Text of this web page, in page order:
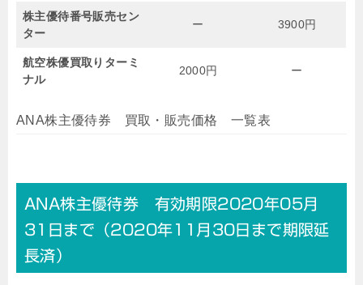
株主優待番号販売セン
ター
ー 3900円
航空株優買取りターミ
ナル
2000円 ー
ANA株主優待券 買取・販売価格 一覧表
ANA株主優待券 有効期限2020年05月
31日まで（2020年11月30日まで期限延
長済）